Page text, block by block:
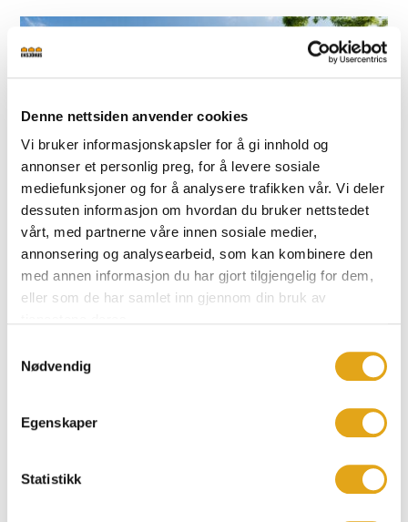
Denne nettsiden anvender cookies
Vi bruker informasjonskapsler for å gi innhold og
annonser et personlig preg, for å levere sosiale
mediefunksjoner og for å analysere trafikken vår. Vi deler
dessuten informasjon om hvordan du bruker nettstedet
vårt, med partnerne våre innen sosiale medier,
annonsering og analysearbeid, som kan kombinere den
med annen informasjon du har gjort tilgjengelig for dem,
eller som de har samlet inn gjennom din bruk av
Nødvendig
Egenskaper
Statistikk
Fagerhem Industriell
Bruksareal 120 m2 Etasjer
1